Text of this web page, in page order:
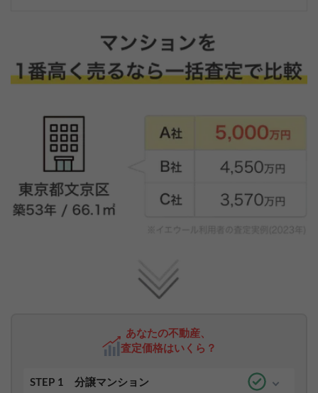
あなたの不動産、
査定価格はいくら？
STEP 1 分譲マンション